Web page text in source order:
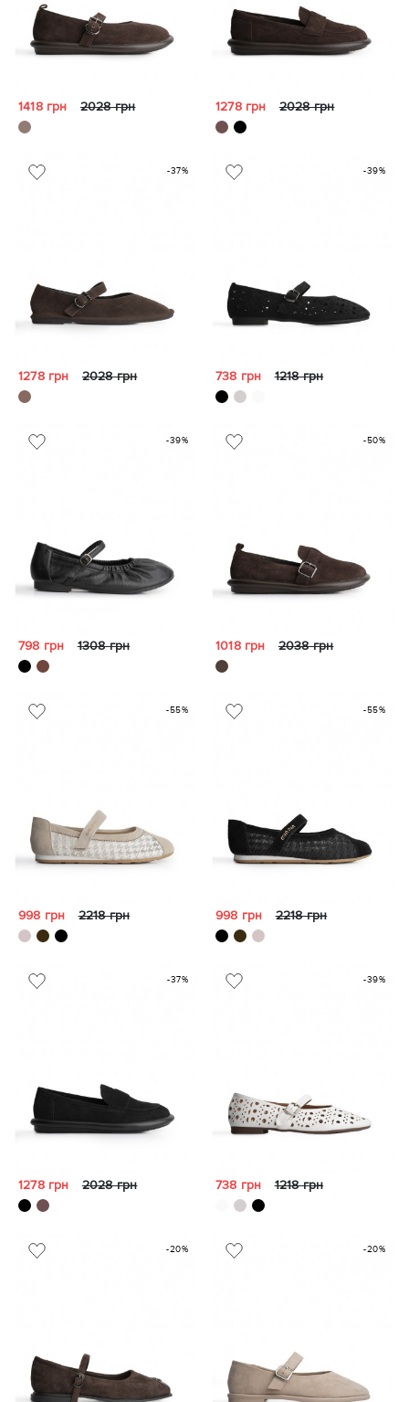
1418 грн 2028 грн 1278 грн 2028 грн
-37%
1278 грн 2028 грн
-39%
738 грн 1218 грн
-39%
798 грн 1308 грн
-50%
1018 грн 2038 грн
-55%
998 грн 2218 грн
-55%
998 грн 2218 грн
-37%
1278 грн 2028 грн
-39%
738 грн 1218 грн
-20% -20%